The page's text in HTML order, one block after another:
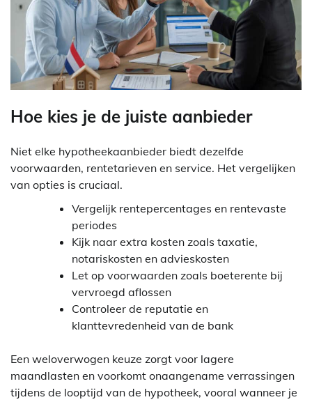
Hoe kies je de juiste aanbieder
Niet elke hypotheekaanbieder biedt dezelfde
voorwaarden, rentetarieven en service. Het vergelijken
van opties is cruciaal.
Vergelijk rentepercentages en rentevaste
periodes
Kijk naar extra kosten zoals taxatie,
notariskosten en advieskosten
Let op voorwaarden zoals boeterente bij
vervroegd aflossen
Controleer de reputatie en
klanttevredenheid van de bank
Een weloverwogen keuze zorgt voor lagere
maandlasten en voorkomt onaangename verrassingen
tijdens de looptijd van de hypotheek, vooral wanneer je